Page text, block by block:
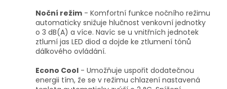
Noční režim - Komfortní funkce nočního režimu
automaticky snižuje hlučnost venkovní jednotky
o 3 dB(A) a více. Navíc se u vnitřních jednotek
ztlumí jas LED diod a dojde ke ztlumení tónů
dálkového ovládání.
Econo Cool - Umožňuje uspořit dodatečnou
energii tím, že se v režimu chlazení nastavená